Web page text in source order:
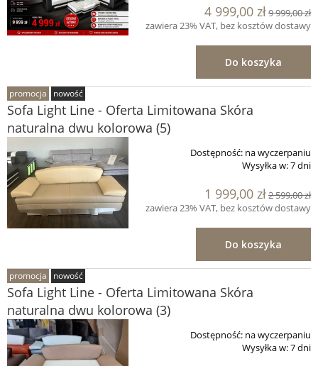
4 999,00 zł9 999,00 zł
zawiera 23% VAT, bez kosztów dostawy
Do koszyka
Sofa Light Line - Oferta Limitowana Skóra
naturalna dwu kolorowa (5)
Dostępność: na wyczerpaniu
Wysyłka w:7 dni
1 999,00 zł2 599,00 zł
zawiera 23% VAT, bez kosztów dostawy
Do koszyka
promocja nowość
Sofa Light Line - Oferta Limitowana Skóra
naturalna dwu kolorowa (3)
Dostępność: na wyczerpaniu
Wysyłka w:7 dni
promocja nowość